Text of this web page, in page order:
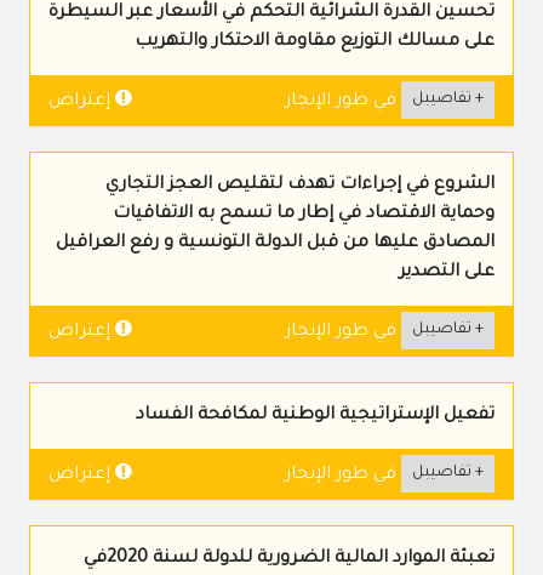
تحسين القدرة الشرائية التحكم في الأسعار عبر السيطرة
على مسالك التوزيع مقاومة الاحتكار والتهريب
+ تفاصيبل في طور الإنجاز إعتراض
الشروع في إجراءات تهدف لتقليص العجز التجاري
وحماية الاقتصاد في إطار ما تسمح به الاتفاقيات
المصادق عليها من قبل الدولة التونسية و رفع العراقيل
على التصدير
+ تفاصيبل في طور الإنجاز إعتراض
تفعيل الإستراتيجية الوطنية لمكافحة الفساد
+ تفاصيبل في طور الإنجاز إعتراض
تعبئة الموارد المالية الضرورية للدولة لسنة 2020في